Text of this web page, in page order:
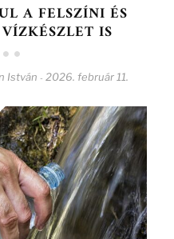
A FELSZÍNI ÉS
IS
István - 2026. február 11.